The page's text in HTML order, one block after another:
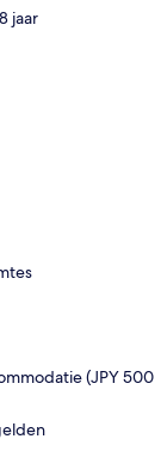
jaar
(JPY 500